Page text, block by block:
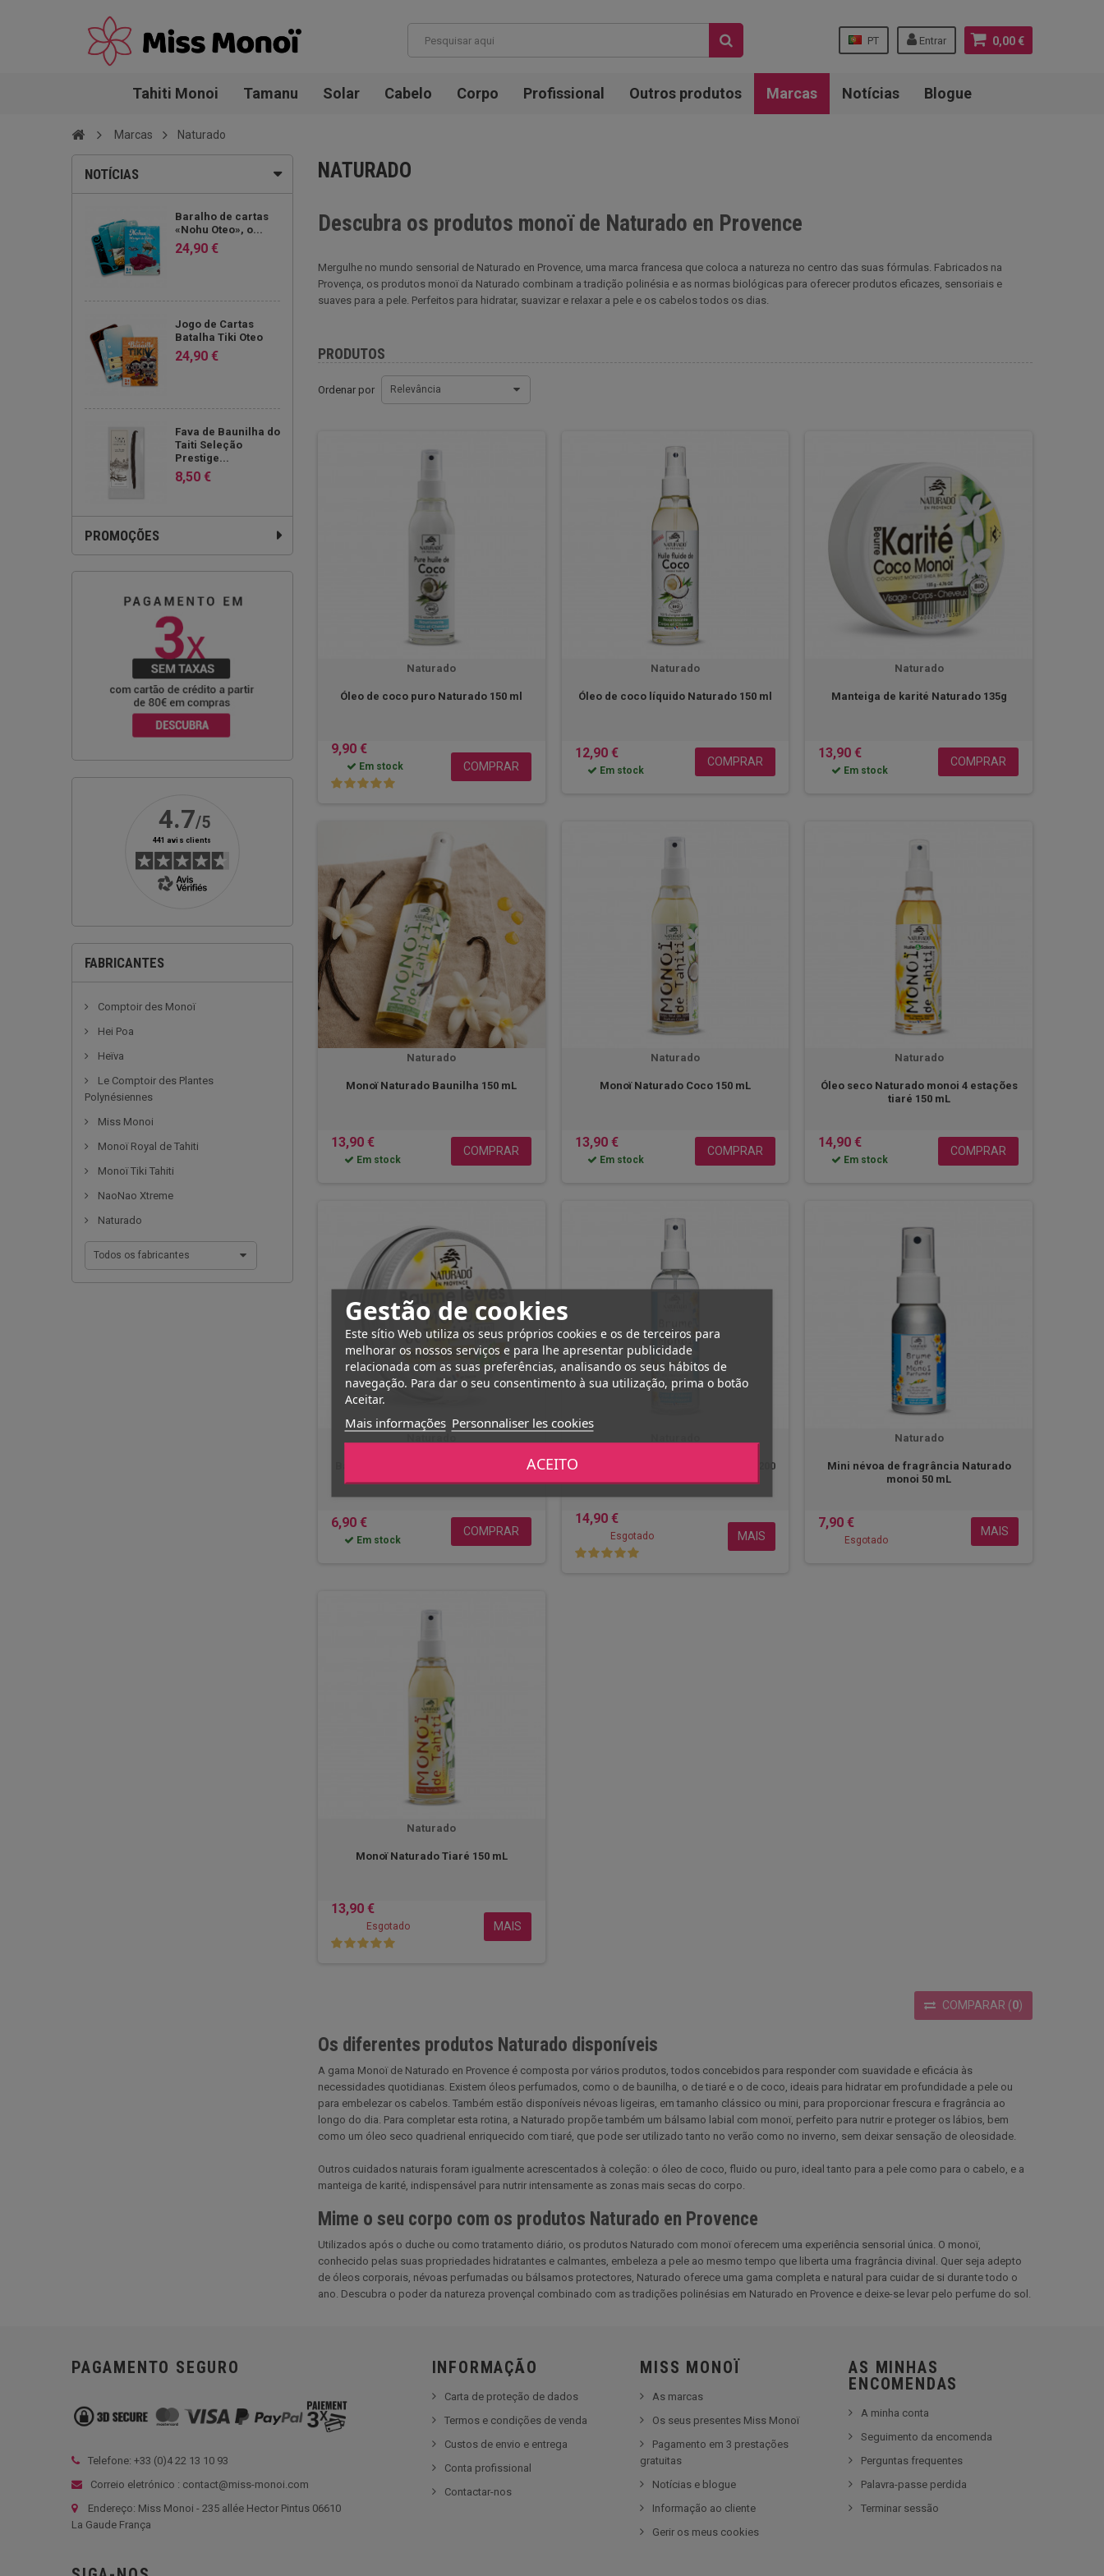
0,00 €
Entrar
PT
Gestão de cookies
Este sítio Web utiliza os seus próprios cookies e os de terceiros para
melhorar os nossos serviços e para lhe apresentar publicidade
relacionada com as suas preferências, analisando os seus hábitos de
navegação. Para dar o seu consentimento à sua utilização, prima o botão
Aceitar.
Mais informações Personnaliser les cookies
ACEITO
Tahiti Monoi Tamanu Solar Cabelo Corpo Profissional Outros produtos Marcas Notícias Blogue
Marcas Naturado
NOTÍCIAS
Baralho de cartas
«Nohu Oteo», o...
24,90 €
Jogo de Cartas
Batalha Tiki Oteo
24,90 €
Fava de Baunilha do
Taiti Seleção
Prestige...
8,50 €
PROMOÇÕES
FABRICANTES
Comptoir des Monoï
Hei Poa
Heïva
Le Comptoir des Plantes
Polynésiennes
Miss Monoi
Monoï Royal de Tahiti
Monoï Tiki Tahiti
NaoNao Xtreme
Naturado
Todos os fabricantes
NATURADO
Descubra os produtos monoï de Naturado en Provence
Mergulhe no mundo sensorial de Naturado en Provence, uma marca francesa que coloca a natureza no centro das suas fórmulas. Fabricados na
Provença, os produtos monoï da Naturado combinam a tradição polinésia e as normas biológicas para oferecer produtos eficazes, sensoriais e
suaves para a pele. Perfeitos para hidratar, suavizar e relaxar a pele e os cabelos todos os dias.
PRODUTOS
Ordenar por Relevância
Naturado
Óleo de coco puro Naturado 150 ml
9,90 €
Em stock COMPRAR
Naturado
Óleo de coco líquido Naturado 150 ml
12,90 €
Em stock
COMPRAR
Naturado
Manteiga de karité Naturado 135g
13,90 €
Em stock
COMPRAR
Naturado
Monoï Naturado Baunilha 150 mL
13,90 €
Em stock
COMPRAR
Naturado
Monoï Naturado Coco 150 mL
13,90 €
Em stock
COMPRAR
Naturado
Óleo seco Naturado monoi 4 estações
tiaré 150 mL
14,90 €
Em stock
COMPRAR
Bálsamo labial Naturado monoi 15 gr
6,90 €
Em stock
COMPRAR
Névoa perfumada Naturado monoi 200
14,90 €
Esgotado MAIS
Naturado
Mini névoa de fragrância Naturado
monoi 50 mL
7,90 €
Esgotado
MAIS
Naturado
Monoï Naturado Tiaré 150 mL
13,90 €
Esgotado MAIS
COMPARAR (0)
Os diferentes produtos Naturado disponíveis
A gama Monoï de Naturado en Provence é composta por vários produtos, todos concebidos para responder com suavidade e eficácia às
necessidades quotidianas. Existem óleos perfumados, como o de baunilha, o de tiaré e o de coco, ideais para hidratar em profundidade a pele ou
para embelezar os cabelos. Também estão disponíveis névoas ligeiras, em tamanho clássico ou mini, para proporcionar frescura e fragrância ao
longo do dia. Para completar esta rotina, a Naturado propõe também um bálsamo labial com monoï, perfeito para nutrir e proteger os lábios, bem
como um óleo seco quadrienal enriquecido com tiaré, que pode ser utilizado tanto no verão como no inverno, sem deixar sensação de oleosidade.
Outros cuidados naturais foram igualmente acrescentados à coleção: o óleo de coco, fluido ou puro, ideal tanto para a pele como para o cabelo, e a
manteiga de karité, indispensável para nutrir intensamente as zonas mais secas do corpo.
Mime o seu corpo com os produtos Naturado en Provence
Utilizados após o duche ou como tratamento diário, os produtos Naturado com monoï oferecem uma experiência sensorial única. O monoï,
conhecido pelas suas propriedades hidratantes e calmantes, embeleza a pele ao mesmo tempo que liberta uma fragrância divinal. Quer seja adepto
de óleos corporais, névoas perfumadas ou bálsamos protectores, Naturado oferece uma gama completa e natural para cuidar de si durante todo o
ano. Descubra o poder da natureza provençal combinado com as tradições polinésias em Naturado en Provence e deixe-se levar pelo perfume do sol.
PAGAMENTO SEGURO
Telefone: +33 (0)4 22 13 10 93
Correio eletrónico : contact@miss-monoi.com
Endereço: Miss Monoi - 235 allée Hector Pintus 06610
La Gaude França
INFORMAÇÃO
Carta de proteção de dados
Termos e condições de venda
Custos de envio e entrega
Conta profissional
Contactar-nos
MISS MONOÏ
As marcas
Os seus presentes Miss Monoï
Pagamento em 3 prestações
gratuitas
Notícias e blogue
Informação ao cliente
Gerir os meus cookies
AS MINHAS
ENCOMENDAS
A minha conta
Seguimento da encomenda
Perguntas frequentes
Palavra-passe perdida
Terminar sessão